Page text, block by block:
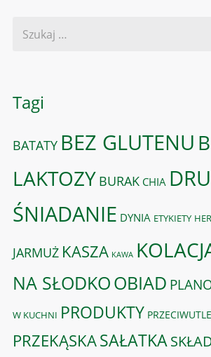
Tagi
BATATY BEZ GLUTENU
LAKTOZY BURAK CHIA
ŚNIADANIE DYNIA ETYKIETY
JARMUŻ KASZA KAWA
NA SŁODKOOBIAD
W KUCHNI PRODUKTY
PRZEKĄSKASAŁATKA